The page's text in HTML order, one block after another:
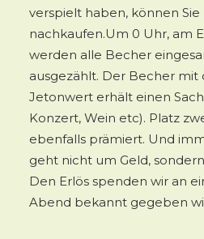
verspielt haben, können
nachkaufen.Um 0 Uhr, am
werden alle Becher
ausgezählt. Der Becher mit
Jetonwert erhält einen
Konzert, Wein etc). Platz
ebenfalls prämiert. Und
geht nicht um Geld,
Den Erlös spenden wir an
Abend bekannt gegeben